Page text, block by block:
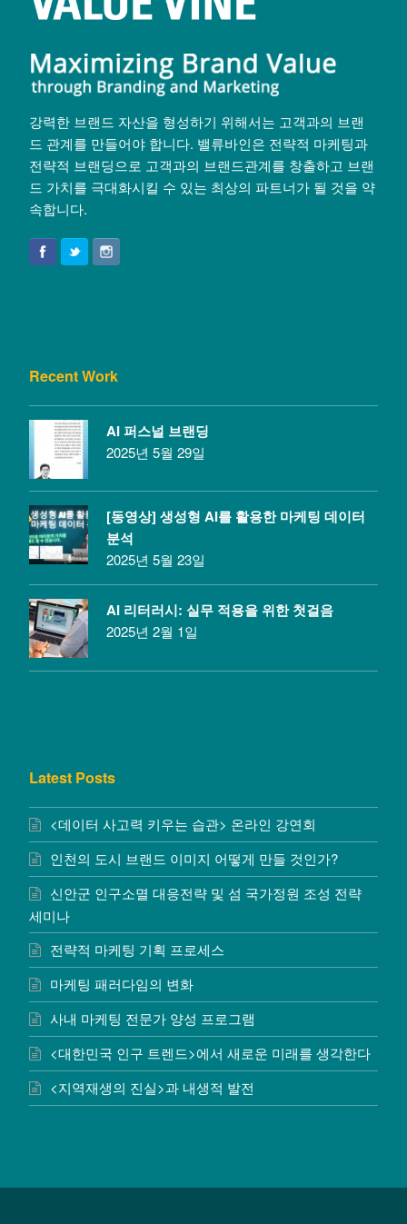
강력한 브랜드 자산을 형성하기 위해서는 고객과의 브랜
드 관계를 만들어야 합니다. 밸류바인은 전략적 마케팅과
전략적 브랜딩으로 고객과의 브랜드관계를 창출하고 브랜
드 가치를 극대화시킬 수 있는 최상의 파트너가 될 것을 약
속합니다.
Recent Work
AI 퍼스널 브랜딩
2025년 5월 29일
[동영상] 생성형 AI를 활용한 마케팅 데이터
분석
2025년 5월 23일
AI 리터러시: 실무 적용을 위한 첫걸음
2025년 2월 1일
Latest Posts
<데이터 사고력 키우는 습관> 온라인 강연회
인천의 도시 브랜드 이미지 어떻게 만들 것인가?
신안군 인구소멸 대응전략 및 섬 국가정원 조성 전략
세미나
전략적 마케팅 기획 프로세스
마케팅 패러다임의 변화
사내 마케팅 전문가 양성 프로그램
<대한민국 인구 트렌드>에서 새로운 미래를 생각한다
<지역재생의 진실>과 내생적 발전